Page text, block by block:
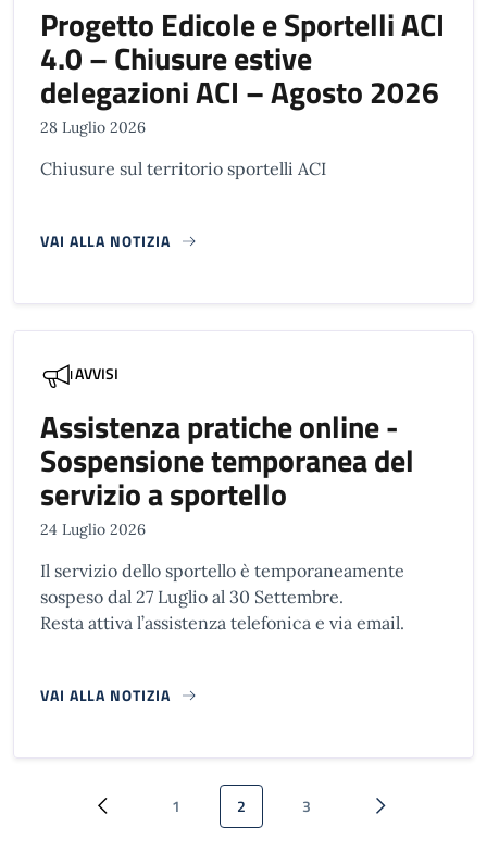
Progetto Edicole e Sportelli ACI
4.0 – Chiusure estive
delegazioni ACI – Agosto 2026
28 Luglio 2026
Chiusure sul territorio sportelli ACI
VAI ALLA NOTIZIA
AVVISI
Assistenza pratiche online -
Sospensione temporanea del
servizio a sportello
24 Luglio 2026
Il servizio dello sportello è temporaneamente
sospeso dal 27 Luglio al 30 Settembre.
Resta attiva l’assistenza telefonica e via email.
VAI ALLA NOTIZIA
Paginazione
Pagina precedente
Pagina
1 Pagina attuale
2 Pagina
3 Pagina